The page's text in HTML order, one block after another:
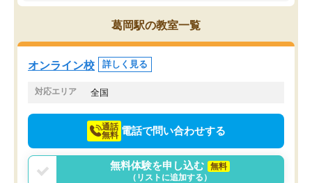
くことができました（志望理由・自己
PR等の添削において）。そして、なに
より自習室が解放されている点がよか
ったです。友達と好きな時間に自習
し、お互いを高めあえる環境がありま
ことでした。更に子供の
けてらっしゃいますので
葛岡駅の教室一覧
オンライン校 詳しく見る
対応エリア 全国
通話
無料 電話で問い合わせする
無料体験を申し込む
無料
（リストに追加する）